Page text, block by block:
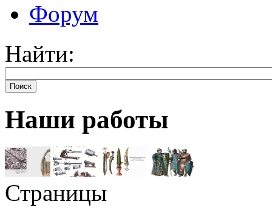
Форум
Найти:
Поиск
Наши работы
Страницы